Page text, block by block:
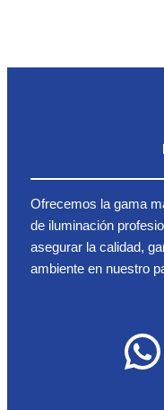
Ofrecemos la gama
de iluminación
asegurar la calidad,
ambiente en nuestro